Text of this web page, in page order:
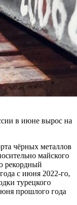
в июне вырос на
чёрных металлов
майского
рекордный
с июня 2022-го,
турецкого
прошлого года